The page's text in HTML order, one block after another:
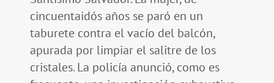
cincuentaidós años se paró en un
taburete contra el vacío del balcón,
apurada por limpiar el salitre de los
cristales. La policía anunció, como es